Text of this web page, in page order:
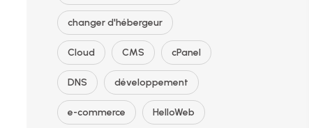
changer d'hébergeur
Cloud CMS cPanel
DNS développement
e-commerce HelloWeb